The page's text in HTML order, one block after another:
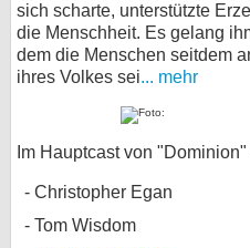
sich scharte, unterstützte
die Menschheit. Es gelang
dem die Menschen seitdem
ihres Volkes sei... mehr
Im Hauptcast von
Christopher Egan
Tom Wisdom